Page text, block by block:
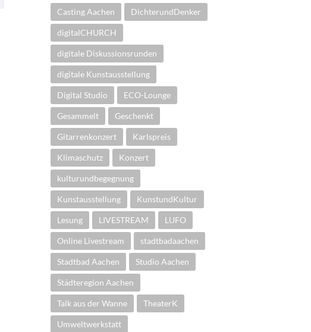
Casting Aachen DichterundDenker
digitalCHURCH
digitale Diskussionsrunden
digitale Kunstausstellung
Digital Studio ECO-Lounge
Gesammelt Geschenkt
Gitarrenkonzert Karlspreis
Klimaschutz Konzert
kulturundbegegnung
Kunstausstellung KunstundKultur
Lesung LIVESTREAM LUFO
Online Livestream stadtbadaachen
Stadtbad Aachen Studio Aachen
Städteregion Aachen
Talk aus der Wanne TheaterK
Umweltwerkstatt